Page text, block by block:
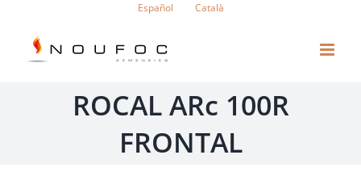
contenido
Español Català
ROCAL ARc 100R
FRONTAL